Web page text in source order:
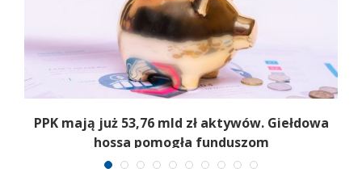
PPK mają już 53,76 mld zł aktywów. Giełdowa
hossa pomogła funduszom